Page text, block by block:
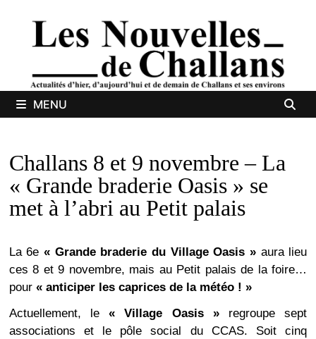
MENU
Challans 8 et 9 novembre – La
« Grande braderie Oasis » se
met à l’abri au Petit palais
La 6e« Grande braderie du Village Oasis »aura lieu
ces 8 et 9 novembre, mais au Petit palais de la foire…
pour « anticiper les caprices de la météo ! »
Actuellement, le« Village Oasis »regroupe sept
associations et le pôle social du CCAS. Soit cinq